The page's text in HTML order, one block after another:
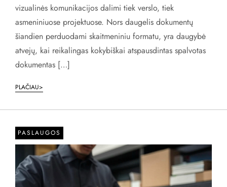
vizualinės komunikacijos dalimi tiek verslo, tiek
asmeniniuose projektuose. Nors daugelis dokumentų
šiandien perduodami skaitmeniniu formatu, yra daugybė
atvejų, kai reikalingas kokybiškai atspausdintas spalvotas
dokumentas […]
PLAČIAU>
PASLAUGOS